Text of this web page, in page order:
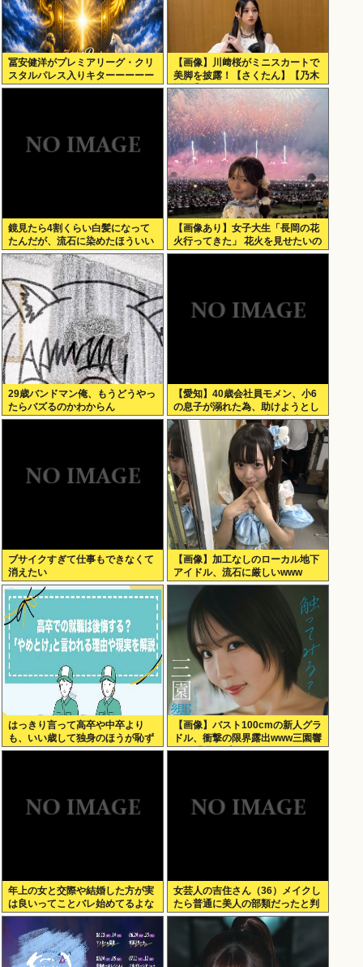
冨安健洋がプレミアリーグ・クリ
スタルパレス入りキターーーーー
ー！
【画像】川﨑桜がミニスカートで
美脚を披露！【さくたん】【乃木
坂46】
鏡見たら4割くらい白髪になって
たんだが、流石に染めたほういい
の ？半分おじいちゃんでドン引き
したわ
【画像あり】女子大生「長岡の花
火行ってきた」 花火を見せたいの
か自分を見せたいのかどっちだ
29歳バンドマン俺、もうどうやっ
たらバズるのかわからん
【愛知】40歳会社員モメン、小6
の息子が溺れた為、助けようとし
て溺れる なお息子は妻が救出
ブサイクすぎて仕事もできなくて
消えたい
【画像】加工なしのローカル地下
アイドル、流石に厳しいwww
はっきり言って高卒や中卒より
も、いい歳して独身のほうが恥ず
かしいよな
【画像】バスト100cmの新人グラ
ドル、衝撃の限界露出www三園響
子、「週刊プレイボーイ」でガン
年上の女と交際や結婚した方が実
は良いってことバレ始めてるよな
女芸人の吉住さん（36）メイクし
たら普通に美人の部類だったと判
明www